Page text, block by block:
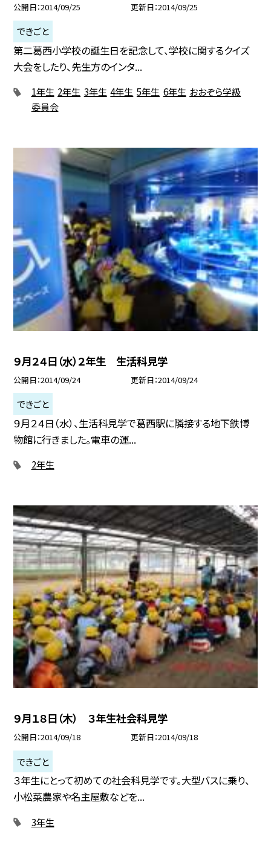
公開日 2014/09/25 更新日 2014/09/25
できごと
第二葛西小学校の誕生日を記念して、学校に関するクイズ
大会をしたり、先生方のインタ...
1年生 2年生 3年生 4年生 5年生 6年生 おおぞら学級
委員会
９月２４日（水）２年生 生活科見学
公開日 2014/09/24 更新日 2014/09/24
できごと
９月２４日（水）、生活科見学で葛西駅に隣接する地下鉄博
物館に行きました。電車の運...
2年生
９月１８日（木） ３年生社会科見学
公開日 2014/09/18 更新日 2014/09/18
できごと
３年生にとって初めての社会科見学です。大型バスに乗り、
小松菜農家や名主屋敷などを...
3年生